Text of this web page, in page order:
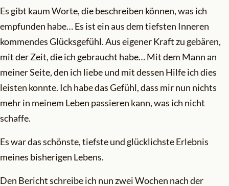
Es gibt kaum Worte, die beschreiben können, was ich
empfunden habe… Es ist ein aus dem tiefsten Inneren
kommendes Glücksgefühl. Aus eigener Kraft zu gebären,
mit der Zeit, die ich gebraucht habe… Mit dem Mann an
meiner Seite, den ich liebe und mit dessen Hilfe ich dies
leisten konnte. Ich habe das Gefühl, dass mir nun nichts
mehr in meinem Leben passieren kann, was ich nicht
schaffe.
Es war das schönste, tiefste und glücklichste Erlebnis
meines bisherigen Lebens.
Den Bericht schreibe ich nun zwei Wochen nach der